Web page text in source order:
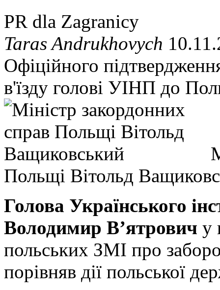
PR dla Zagranicy
Taras Andrukhovych
Офіційного
в'їзду голові УІНП до
Польщі Вітольд
Голова Українського
Володимир В’ятрович у
польських ЗМІ про
порівняв дії польської